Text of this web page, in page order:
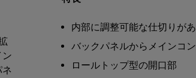
内部に調整可能な仕切りが
バックパネルからメインコ
ロールトップ型の開口部